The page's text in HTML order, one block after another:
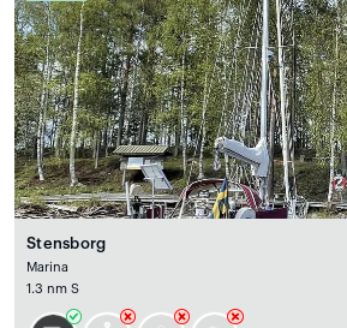
Stensborg
Marina
1.3 nm S